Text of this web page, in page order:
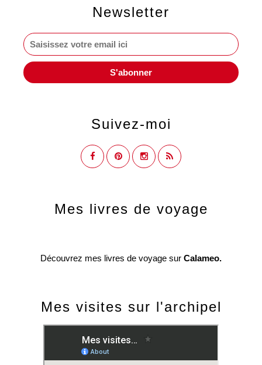
Newsletter
Suivez-moi
Mes livres de voyage
Découvrez mes livres de voyage sur Calameo.
Mes visites sur l'archipel